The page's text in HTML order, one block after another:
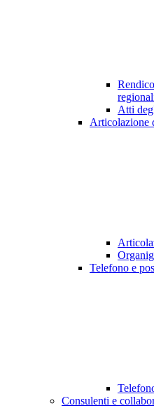
Atti
Articolazione
Telefono e
Consulenti e